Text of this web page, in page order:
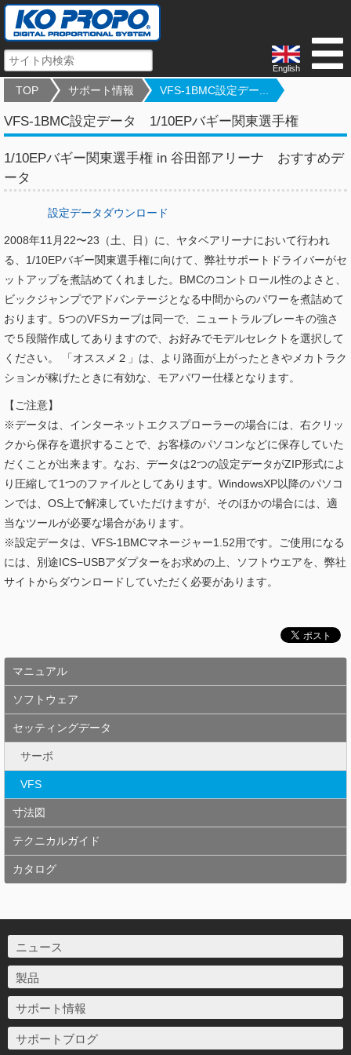
English
TOP サポート情報 VFS-1BMC設定デー...
VFS-1BMC設定データ 1/10EPバギー関東選手権
1/10EPバギー関東選手権 in 谷田部アリーナ おすすめデ
ータ
設定データダウンロード
2008年11月22〜23（土、日）に、ヤタベアリーナにおいて行われ
る、1/10EPバギー関東選手権に向けて、弊社サポートドライバーがセ
ットアップを煮詰めてくれました。BMCのコントロール性のよさと、
ビックジャンプでアドバンテージとなる中間からのパワーを煮詰めて
おります。5つのVFSカーブは同一で、ニュートラルブレーキの強さ
で５段階作成してありますので、お好みでモデルセレクトを選択して
ください。 「オススメ２」は、より路面が上がったときやメカトラク
ションが稼げたときに有効な、モアパワー仕様となります。
【ご注意】
※データは、インターネットエクスプローラーの場合には、右クリッ
クから保存を選択することで、お客様のパソコンなどに保存していた
だくことが出来ます。なお、データは2つの設定データがZIP形式によ
り圧縮して1つのファイルとしてあります。WindowsXP以降のパソコ
ンでは、OS上で解凍していただけますが、そのほかの場合には、適
当なツールが必要な場合があります。
※設定データは、VFS-1BMCマネージャー1.52用です。ご使用になる
には、別途ICS−USBアダプターをお求めの上、ソフトウエアを、弊社
サイトからダウンロードしていただく必要があります。
マニュアル
ソフトウェア
セッティングデータ
サーボ
VFS
寸法図
テクニカルガイド
カタログ
ニュース
製品
サポート情報
サポートブログ